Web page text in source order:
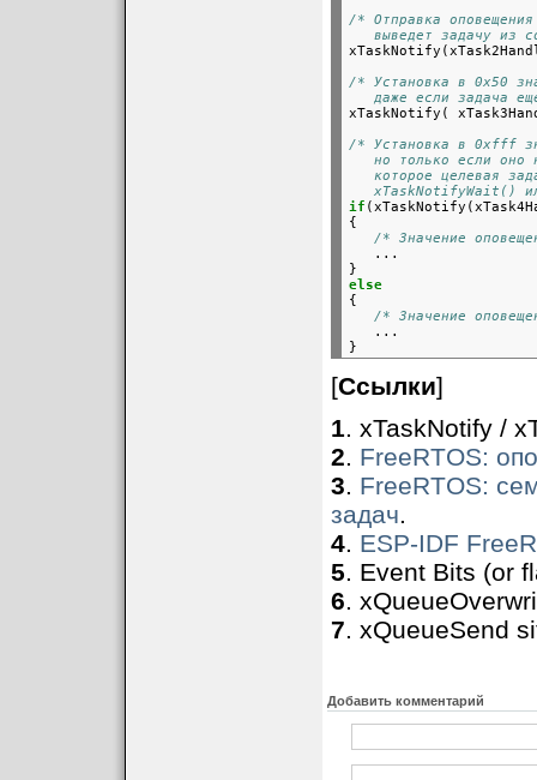
/* Отправка
выведет задачу из
/* Установка в 0x50
даже если задача
xTaskNotify(
/* Установка в 0xfff
но только если оно
которое целевая
xTaskNotifyWait()
if
{
/* Значение
   ...
}
else
{
/* Значение
   ...
[Ссылки]
1. xTaskNotify /
2. FreeRTOS:
3. FreeRTOS:
задач.
4. ESP-IDF
5. Event Bits (or
6.
7. xQueueSend
Добавить комментарий